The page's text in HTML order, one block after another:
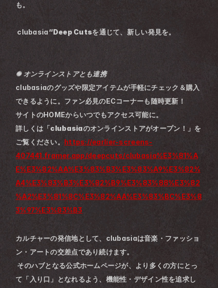
も。
clubasia“Deep Cutsを通じて、新しい発見を。
✺ オンラインストアとも連携
clubasiaのグッズや限定アイテムが手軽にチェック＆購入
できるように。ファン必見のECコーナーも随時更新！
サイトのHOMEからいつでもアクセス可能に。
詳しくは 「clubasiaのオンラインストアがオープン！」 を
ご覧ください。 https://earlier-screens-
407441.framer.app/deepcuts/clubasia%E3%81%A
E%E3%82%AA%E3%83%B3%E3%83%A9%E3%82%
A4%E3%83%B3%E3%82%B9%E3%83%88%E3%82
%A2%E3%81%8C%E3%82%AA%E3%83%BC%E3%8
3%97%E3%83%B3
カルチャーの発信地として、clubasiaは音楽・ファッショ
ン・アートの交差点であり続けます。
て「入り口」となれるよう、機能性・デザイン性を追求し